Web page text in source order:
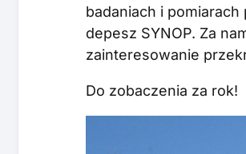
badaniach i
depesz SYNOP. Za
zainteresowanie
Do zobaczenia za rok!